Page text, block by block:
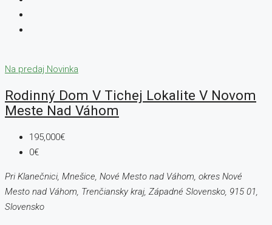
Na predaj Novinka
Rodinný Dom V Tichej Lokalite V Novom
Meste Nad Váhom
195,000€
0€
Pri Klanečnici, Mnešice, Nové Mesto nad Váhom, okres Nové
Mesto nad Váhom, Trenčiansky kraj, Západné Slovensko, 915 01,
Slovensko